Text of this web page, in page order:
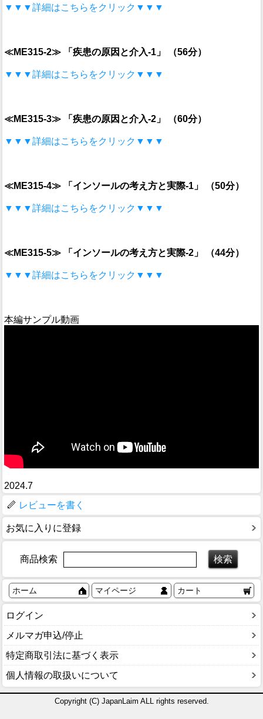
▼▼▼詳細はこちらをクリック▼▼▼
≪ME315-2≫ 「疾患の原因と介入-1」 （56分）
▼▼▼詳細はこちらをクリック▼▼▼
≪ME315-3≫ 「疾患の原因と介入-2」 （60分）
▼▼▼詳細はこちらをクリック▼▼▼
≪ME315-4≫ 「インソールの考え方と実際-1」 （50分）
▼▼▼詳細はこちらをクリック▼▼▼
≪ME315-5≫ 「インソールの考え方と実際-2」 （44分）
▼▼▼詳細はこちらをクリック▼▼▼
本編サンプル動画
2024.7
レビューを書く
お気に入りに登録
商品検索
ホーム マイページ カート
ログイン
メルマガ申込/停止
特定商取引法に基づく表示
個人情報の取扱いについて
Copyright (C) JapanLaim ALL rights reserved.